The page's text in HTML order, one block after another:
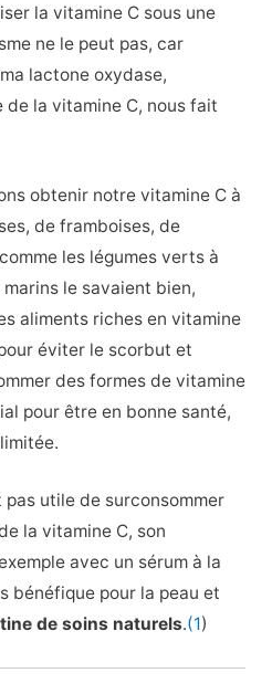
la vitamine C sous une
ne le peut pas, car
lactone oxydase,
de la vitamine C, nous fait
obtenir notre vitamine C à
de framboises, de
les légumes verts à
le savaient bien,
aliments riches en vitamine
éviter le scorbut et
des formes de vitamine
pour être en bonne santé,
pas utile de surconsommer
la vitamine C, son
avec un sérum à la
bénéfique pour la peau et
de soins naturels.(1)